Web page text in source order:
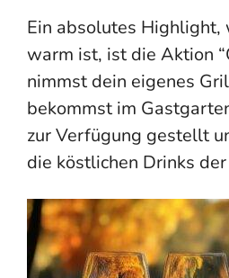
Ein absolutes Highlight,
warm ist, ist die Aktion
nimmst dein eigenes
bekommst im
zur Verfügung gestellt
die köstlichen Drinks